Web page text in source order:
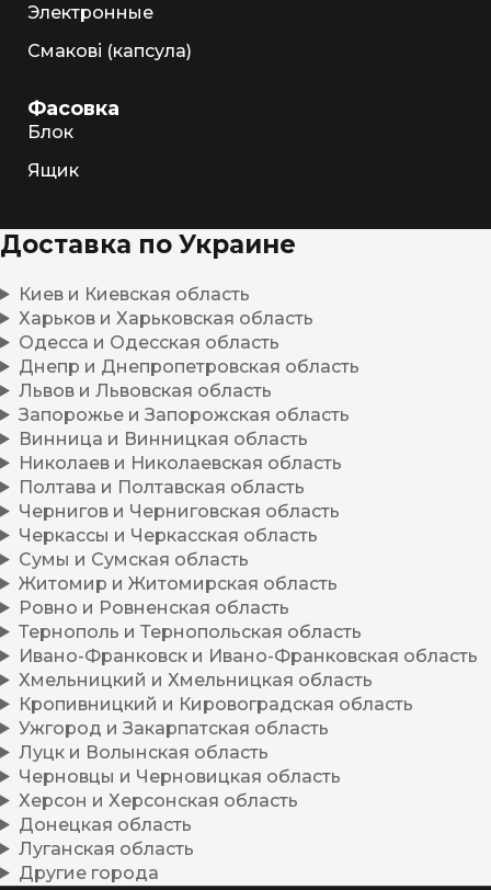
Электронные
Смакові (капсула)
Фасовка
Блок
Ящик
Доставка по Украине
Киев и Киевская область
Харьков и Харьковская область
Одесса и Одесская область
Днепр и Днепропетровская область
Львов и Львовская область
Запорожье и Запорожская область
Винница и Винницкая область
Николаев и Николаевская область
Полтава и Полтавская область
Чернигов и Черниговская область
Черкассы и Черкасская область
Сумы и Сумская область
Житомир и Житомирская область
Ровно и Ровненская область
Тернополь и Тернопольская область
Ивано-Франковск и Ивано-Франковская область
Хмельницкий и Хмельницкая область
Кропивницкий и Кировоградская область
Ужгород и Закарпатская область
Луцк и Волынская область
Черновцы и Черновицкая область
Херсон и Херсонская область
Донецкая область
Луганская область
Другие города